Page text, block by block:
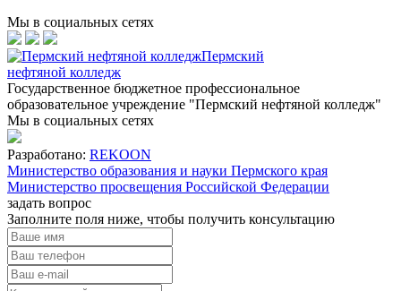
Мы в социальных сетях
Пермский
нефтяной колледж
Государственное бюджетное профессиональное
образовательное учреждение "Пермский нефтяной колледж"
Мы в социальных сетях
Разработано: REKOON
Министерство образования и науки Пермского края
Министерство просвещения Российской Федерации
задать вопрос
Заполните поля ниже, чтобы получить консультацию